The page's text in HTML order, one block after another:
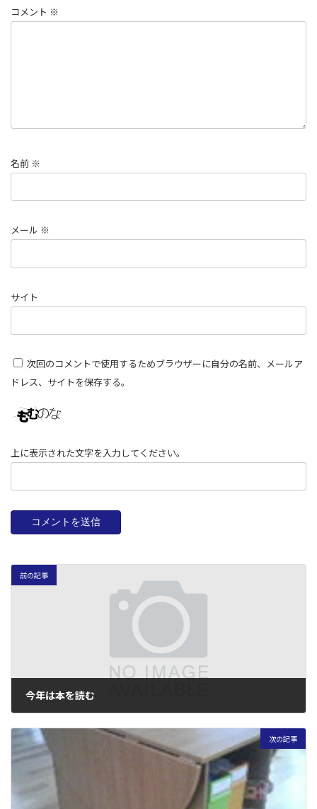
コメント ※
名前 ※
メール ※
サイト
次回のコメントで使用するためブラウザーに自分の名前、メールア
ドレス、サイトを保存する。
上に表示された文字を入力してください。
前の記事
今年は本を読む
次の記事